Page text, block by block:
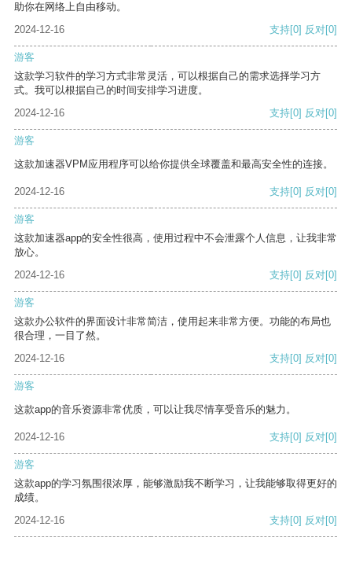
助你在网络上自由移动。
2024-12-16
支持[0] 反对[0]
游客
这款学习软件的学习方式非常灵活，可以根据自己的需求选择学习方
式。我可以根据自己的时间安排学习进度。
2024-12-16
支持[0] 反对[0]
游客
这款加速器VPM应用程序可以给你提供全球覆盖和最高安全性的连接。
2024-12-16 支持[0] 反对[0]
游客
这款加速器app的安全性很高，使用过程中不会泄露个人信息，让我非常
放心。
2024-12-16
支持[0] 反对[0]
游客
这款办公软件的界面设计非常简洁，使用起来非常方便。功能的布局也
很合理，一目了然。
2024-12-16
支持[0] 反对[0]
游客
这款app的音乐资源非常优质，可以让我尽情享受音乐的魅力。
2024-12-16 支持[0] 反对[0]
游客
这款app的学习氛围很浓厚，能够激励我不断学习，让我能够取得更好的
成绩。
2024-12-16
支持[0] 反对[0]